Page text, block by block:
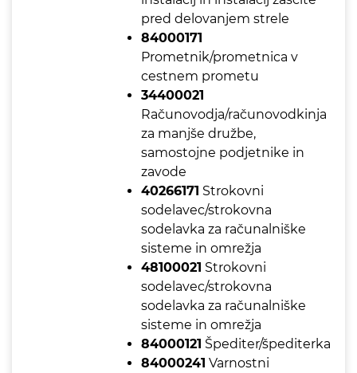
pred delovanjem strele
84000171
Prometnik/prometnica v
cestnem prometu
34400021
Računovodja/računovodkinja
za manjše družbe,
samostojne podjetnike in
zavode
40266171 Strokovni
sodelavec/strokovna
sodelavka za računalniške
sisteme in omrežja
48100021 Strokovni
sodelavec/strokovna
sodelavka za računalniške
sisteme in omrežja
84000121 Špediter/špediterka
84000241 Varnostni